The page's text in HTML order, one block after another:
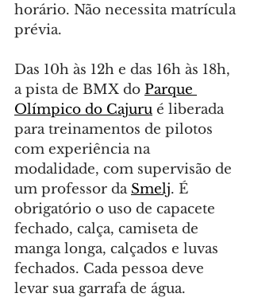
horário. Não necessita matrícula
prévia.
Das 10h às 12h e das 16h às 18h,
a pista de BMX do Parque
Olímpico do Cajuru é liberada
para treinamentos de pilotos
com experiência na
modalidade, com supervisão de
um professor da Smelj. É
obrigatório o uso de capacete
fechado, calça, camiseta de
manga longa, calçados e luvas
fechados. Cada pessoa deve
levar sua garrafa de água.